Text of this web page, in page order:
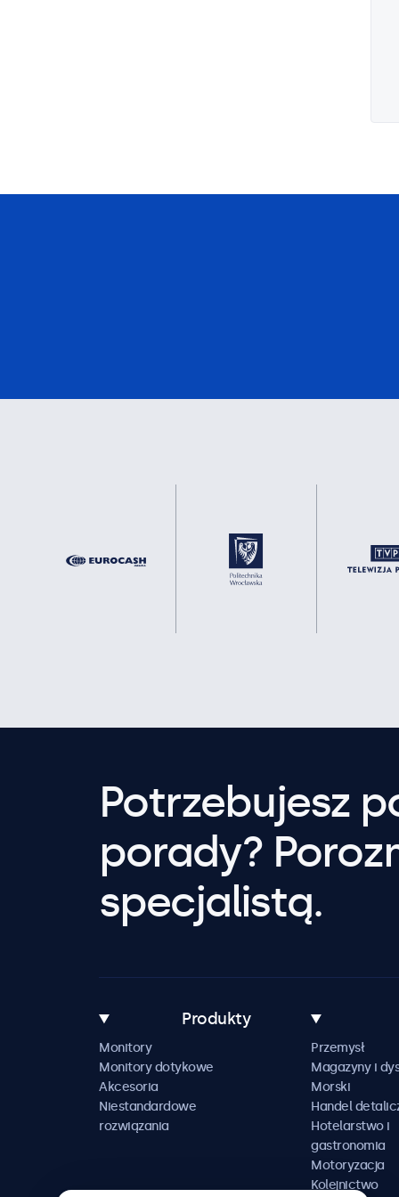
Potrzebujesz
porady?
specjalistą.
Produkty
Monitory
Monitory dotykowe
Akcesoria
Niestandardowe
rozwiązania
Przemysł
Magazyny i
Morski
Handel
Hotelarstwo i
gastronomia
Motoryzacja
Kolejnictwo